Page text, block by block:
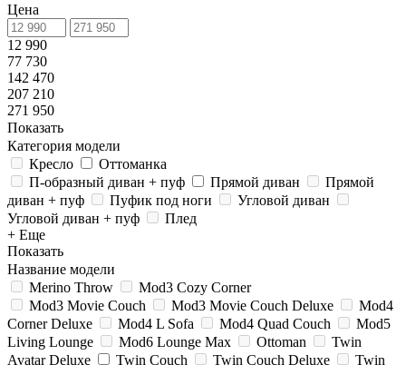
Цена
12 990
77 730
142 470
207 210
271 950
Показать
Категория модели
Кресло
Оттоманка
П-образный диван + пуф
Прямой диван
Прямой
диван + пуф
Пуфик под ноги
Угловой диван
Угловой диван + пуф
Плед
+ Еще
Показать
Название модели
Merino Throw
Mod3 Cozy Corner
Mod3 Movie Couch
Mod3 Movie Couch Deluxe
Mod4
Corner Deluxe
Mod4 L Sofa Mod4 Quad Couch
Mod5
Living Lounge
Mod6 Lounge Max Ottoman
Twin
Avatar Deluxe
Twin Couch Twin Couch Deluxe Twin